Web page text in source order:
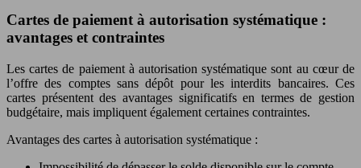
Cartes de paiement à autorisation systématique :
avantages et contraintes
Les cartes de paiement à autorisation systématique sont au cœur de
l’offre des comptes sans dépôt pour les interdits bancaires. Ces
cartes présentent des avantages significatifs en termes de gestion
budgétaire, mais impliquent également certaines contraintes.
Avantages des cartes à autorisation systématique :